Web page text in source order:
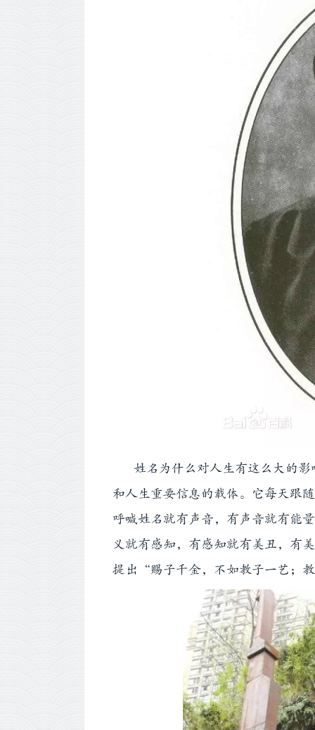
姓名为什么对人生有这么大的影
和人生重要信息的载体。它每天跟
呼喊姓名就有声音，有声音就有能
义就有感知，有感知就有美丑，有
提出“赐子千金，不如教子一艺；